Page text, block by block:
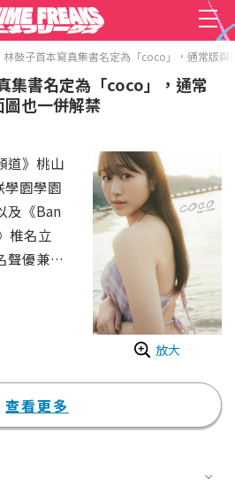
林鼓子首本寫真集書名定為「coco」，通常版
集書名定為「coco」，通常
也一併解禁
放大
道》桃山
學園學園
及《Ban
椎名立
聲優兼演
更是瞬間
定追加活
注度。而
查看更多